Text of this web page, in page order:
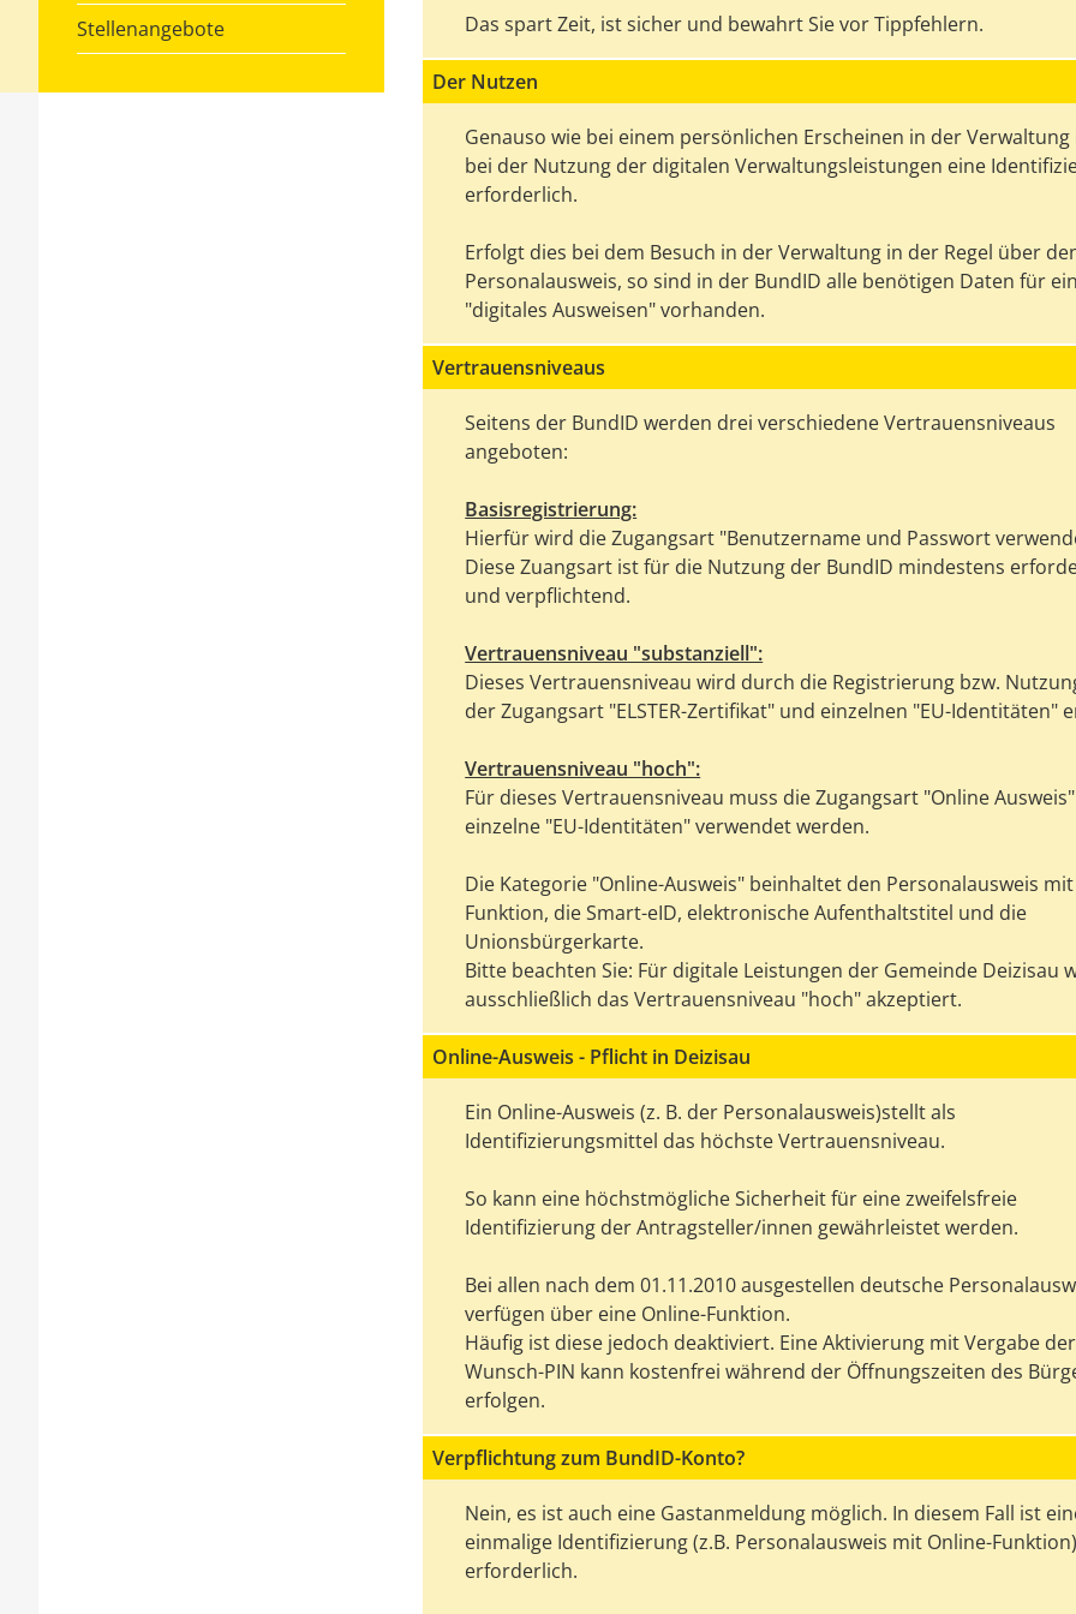
Stellenangebote
Das spart Zeit, ist sicher und bewahrt Sie vor Tippfehlern.
Der Nutzen
Genauso wie bei einem persönlichen Erscheinen in der Verwaltung
bei der Nutzung der digitalen Verwaltungsleistungen eine
erforderlich.
Erfolgt dies bei dem Besuch in der Verwaltung in der Regel über
Personalausweis, so sind in der BundID alle benötigen Daten für ein
"digitales Ausweisen" vorhanden.
Vertrauensniveaus
Seitens der BundID werden drei verschiedene Vertrauensniveaus
angeboten:
Basisregistrierung:
Hierfür wird die Zugangsart "Benutzername und Passwort
Diese Zuangsart ist für die Nutzung der BundID mindestens
und verpflichtend.
Vertrauensniveau "substanziell":
Dieses Vertrauensniveau wird durch die Registrierung bzw.
der Zugangsart "ELSTER-Zertifikat" und einzelnen "EU-Identitäten"
Vertrauensniveau "hoch":
Für dieses Vertrauensniveau muss die Zugangsart "Online
einzelne "EU-Identitäten" verwendet werden.
Die Kategorie "Online-Ausweis" beinhaltet den Personalausweis
Funktion, die Smart-eID, elektronische Aufenthaltstitel und die
Unionsbürgerkarte.
Bitte beachten Sie: Für digitale Leistungen der Gemeinde Deizisau
ausschließlich das Vertrauensniveau "hoch" akzeptiert.
Online-Ausweis - Pflicht in Deizisau
Ein Online-Ausweis (z. B. der Personalausweis)stellt als
Identifizierungsmittel das höchste Vertrauensniveau.
So kann eine höchstmögliche Sicherheit für eine zweifelsfreie
Identifizierung der Antragsteller/innen gewährleistet werden.
Bei allen nach dem 01.11.2010 ausgestellen deutsche
verfügen über eine Online-Funktion.
Häufig ist diese jedoch deaktiviert. Eine Aktivierung mit Vergabe der
Wunsch-PIN kann kostenfrei während der Öffnungszeiten des
erfolgen.
Verpflichtung zum BundID-Konto?
Nein, es ist auch eine Gastanmeldung möglich. In diesem Fall ist
einmalige Identifizierung (z.B. Personalausweis mit Online-Funktion)
erforderlich.